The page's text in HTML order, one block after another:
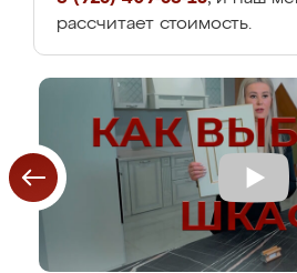
рассчитает стоимость.